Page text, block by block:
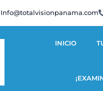
Info@totalvisionpanama.com
INICIO